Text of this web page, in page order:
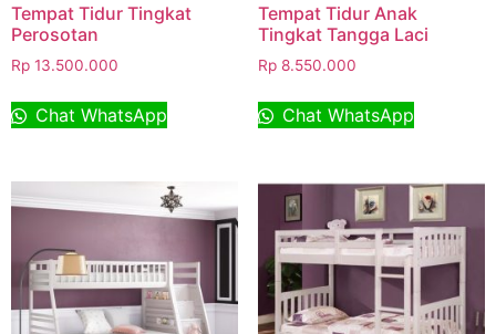
Tempat Tidur Tingkat
Perosotan
Rp 13.500.000
Chat WhatsApp
Tempat Tidur Anak
Tingkat Tangga Laci
Rp8.550.000
Chat WhatsApp